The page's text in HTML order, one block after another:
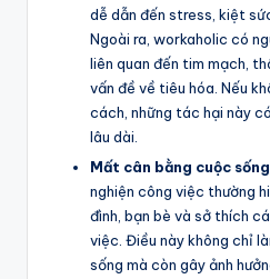
dễ dẫn đến stress, kiệt
Ngoài ra, workaholic có
liên quan đến tim mạch,
vấn đề về tiêu hóa. Nếu
cách, những tác hại này
lâu dài.
Mất cân bằng cuộc
nghiện công việc thường
đình, bạn bè và sở thích
việc. Điều này không chỉ
sống mà còn gây ảnh